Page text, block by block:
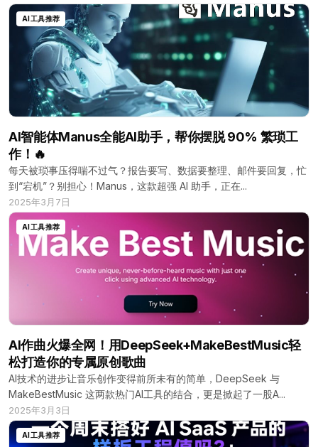
AI工具推荐
AI智能体Manus全能AI助手，帮你摆脱 90% 繁琐工
作！🔥
每天被琐事压得喘不过气？报告要写、数据要整理、邮件要回复，忙
到“宕机”？别担心！Manus，这款超强 AI 助手，正在...
2025年3月7日
AI工具推荐
AI作曲火爆全网！用DeepSeek+MakeBestMusic轻
松打造你的专属原创歌曲
AI技术的进步让音乐创作变得前所未有的简单，DeepSeek 与
MakeBestMusic 这两款热门AI工具的结合，更是掀起了一股A...
2025年3月3日
AI工具推荐